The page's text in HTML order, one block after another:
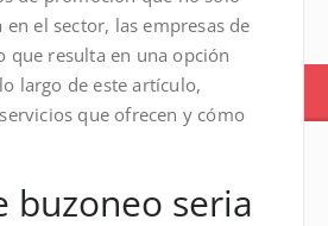
el sector, las empresas de
que resulta en una opción
largo de este artículo,
que ofrecen y cómo
buzoneo seria